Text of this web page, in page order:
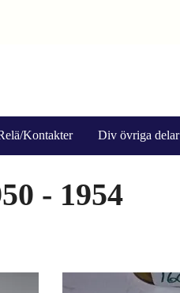
Kontakter Div övriga delar
- 1954